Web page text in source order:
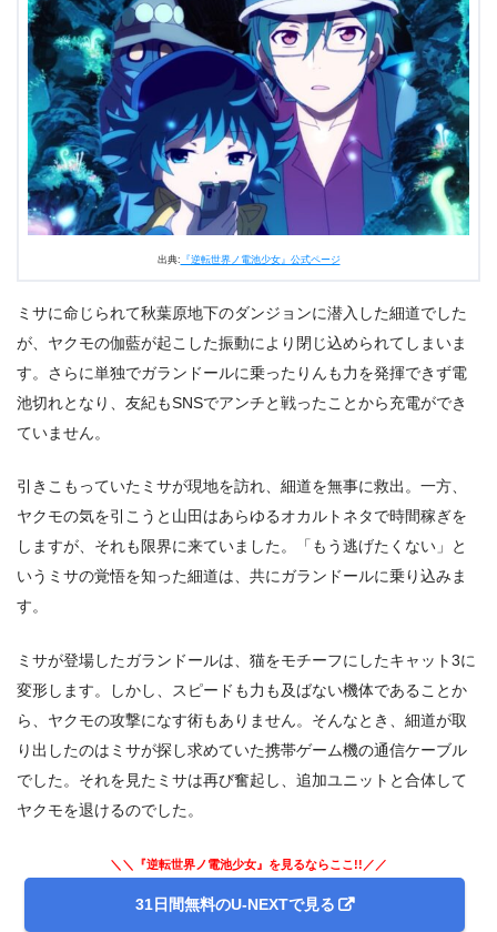
3.『逆転世界ノ電池少女』第9話のまとめ
出典: 『逆転世界ノ電池少女』公式ページ
ミサに命じられて秋葉原地下のダンジョンに潜入した細道でした
が、ヤクモの伽藍が起こした振動により閉じ込められてしまいま
す。さらに単独でガランドールに乗ったりんも力を発揮できず電
池切れとなり、友紀もSNSでアンチと戦ったことから充電ができ
ていません。
引きこもっていたミサが現地を訪れ、細道を無事に救出。一方、
ヤクモの気を引こうと山田はあらゆるオカルトネタで時間稼ぎを
しますが、それも限界に来ていました。「もう逃げたくない」と
いうミサの覚悟を知った細道は、共にガランドールに乗り込みま
す。
ミサが登場したガランドールは、猫をモチーフにしたキャット3に
変形します。しかし、スピードも力も及ばない機体であることか
ら、ヤクモの攻撃になす術もありません。そんなとき、細道が取
り出したのはミサが探し求めていた携帯ゲーム機の通信ケーブル
でした。それを見たミサは再び奮起し、追加ユニットと合体して
ヤクモを退けるのでした。
＼＼『逆転世界ノ電池少女』を見るならここ!!／／
31日間無料のU-NEXTで見る